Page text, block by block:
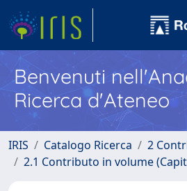
Benvenuti
Ricerca d'Ateneo
IRIS Catalogo Ricerca
2
2.1 Contributo in volume